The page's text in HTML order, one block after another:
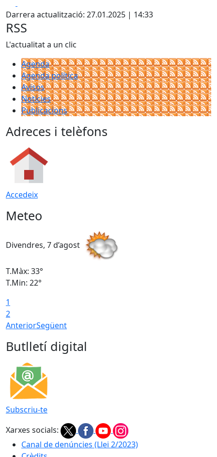
Darrera actualització: 27.01.2025 | 14:33
RSS
L'actualitat a un clic
Agenda
Agenda política
Avisos
Notícies
Publicacions
Adreces i telèfons
Accedeix
Meteo
Divendres, 7 d’agost
T.Màx: 33°
T.Min: 22°
1
2
AnteriorSegüent
Butlletí digital
Subscriu-te
Xarxes socials:
Canal de denúncies (Llei 2/2023)